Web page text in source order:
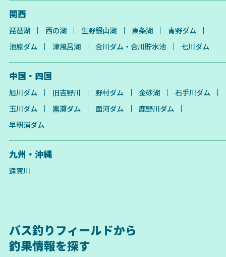
関西
琵琶湖 西の湖 生野銀山湖 東条湖
青野ダム
池原ダム
津風呂湖 合川ダム・合川貯水池 七川ダム
中国・四国
旭川ダム 旧吉野川 野村ダム 金砂湖
石手川ダム
玉川ダム
黒瀬ダム 面河ダム
鹿野川ダム
早明浦ダム
九州・沖縄
遠賀川
バス釣りフィールドから
釣果情報を探す